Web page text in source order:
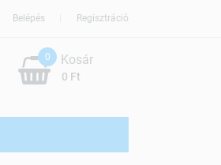
Regisztráció
Belépés
0
0 Ft
Kosár